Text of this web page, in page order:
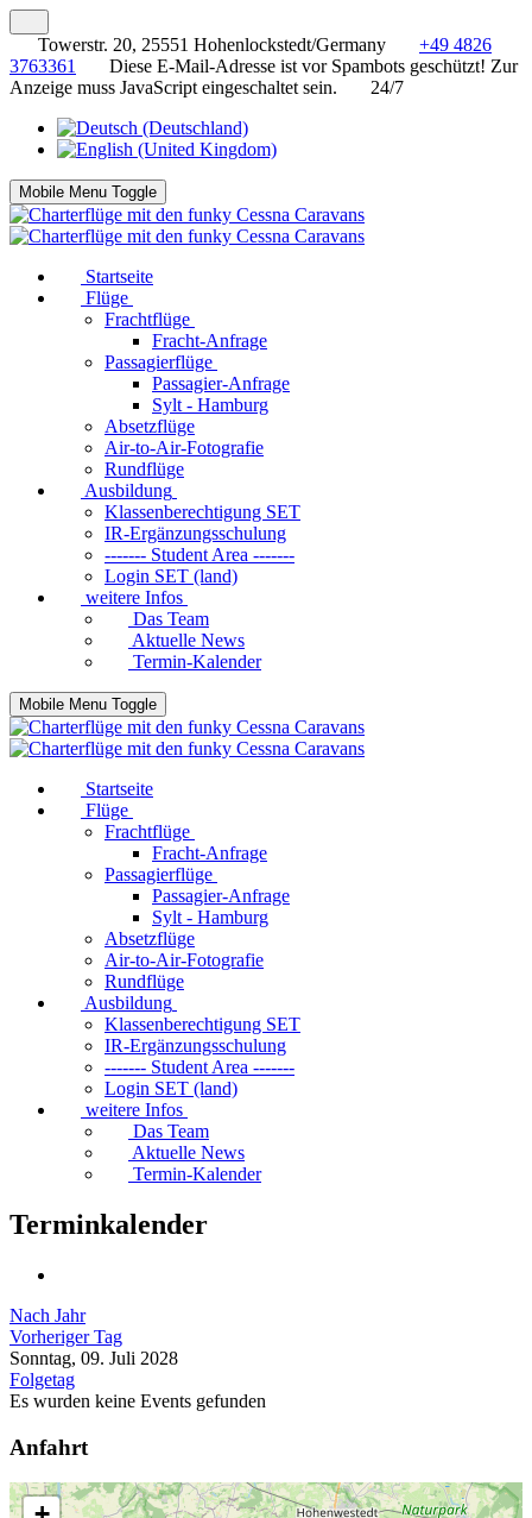
Towerstr. 20, 25551 Hohenlockstedt/Germany
+49 4826
3763361
Diese E-Mail-Adresse ist vor Spambots geschützt! Zur
Anzeige muss JavaScript eingeschaltet sein.
24/7
Mobile Menu Toggle
Startseite
Flüge
Frachtflüge
Fracht-Anfrage
Passagierflüge
Passagier-Anfrage
Sylt - Hamburg
Absetzflüge
Air-to-Air-Fotografie
Rundflüge
Ausbildung
Klassenberechtigung SET
IR-Ergänzungsschulung
------- Student Area -------
Login SET (land)
weitere Infos
Das Team
Aktuelle News
Termin-Kalender
Mobile Menu Toggle
Startseite
Flüge
Frachtflüge
Fracht-Anfrage
Passagierflüge
Passagier-Anfrage
Sylt - Hamburg
Absetzflüge
Air-to-Air-Fotografie
Rundflüge
Ausbildung
Klassenberechtigung SET
IR-Ergänzungsschulung
------- Student Area -------
Login SET (land)
weitere Infos
Das Team
Aktuelle News
Termin-Kalender
Terminkalender
Nach Jahr
Vorheriger Tag
Sonntag, 09. Juli 2028
Folgetag
Es wurden keine Events gefunden
Anfahrt